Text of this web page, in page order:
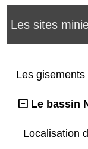
Les sites
Les
Le bassin
Localisation